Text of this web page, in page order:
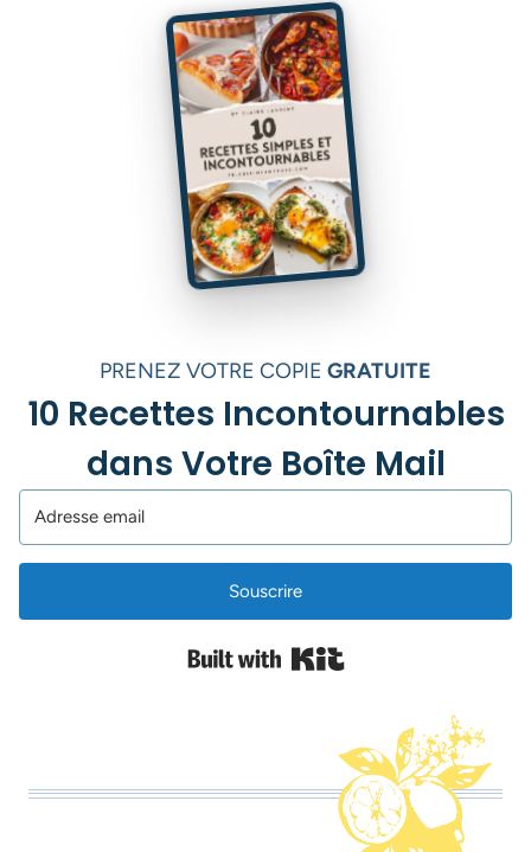
PRENEZ VOTRE COPIE GRATUITE
10 Recettes Incontournables
dans Votre Boîte Mail
Souscrire
Built with Kit